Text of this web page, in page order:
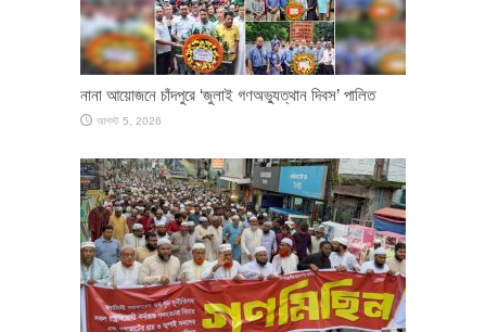
নানা আয়োজনে চাঁদপুরে ‘জুলাই গণঅভ্যুত্থান দিবস’ পালিত
আগস্ট 5, 2026